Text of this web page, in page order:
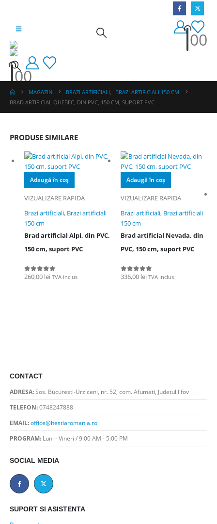
00
00
MAGAZIN BRAZI ARTIFICIALI
BRAZI ARTIFICIALI 150 CM
BRAD ARTIFICIAL QUEBEC, DIN PVC, 150 CM, SUPORT PVC
PRODUSE SIMILARE
Adaugă în coș
VIZUALIZARE RAPIDA
Brazi artificiali, Brazi artificiali
150 cm
Brad artificial Alpi, din PVC,
150 cm, suport PVC
0out of 5
260,00 lei TVA inclus
Adaugă în coș
VIZUALIZARE RAPIDA
Brazi artificiali, Brazi artificiali
150 cm
Brad artificial Nevada, din
PVC, 150 cm, suport PVC
0out of 5
336,00 lei TVA inclus
CONTACT
ADRESA:Sos. Bucuresti-Urziceni, nr. 52, com. Afumati, Judetul Ilfov
TELEFON:0748247888
EMAIL:office@hestiaromania.ro
PROGRAM: Luni - Vineri / 9:00 AM - 5:00 PM
SOCIAL MEDIA
SUPORT SI ASISTENTA